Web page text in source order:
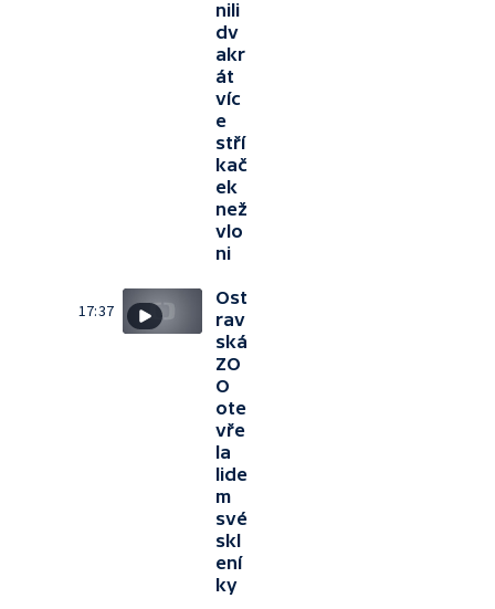
nili
dv
akr
át
víc
e
stří
kač
ek
než
vlo
ni
17:37
Ost
rav
ská
ZO
O
ote
vře
la
lide
m
své
skl
ení
ky